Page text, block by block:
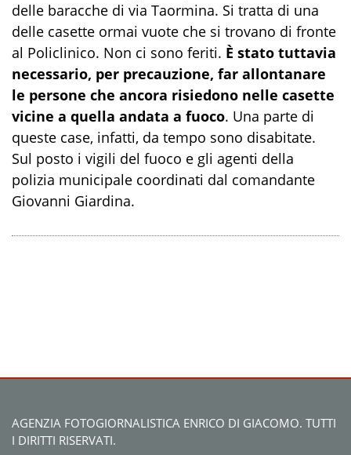
delle baracche di via Taormina. Si tratta di una
delle casette ormai vuote che si trovano di fronte
al Policlinico. Non ci sono feriti. È stato tuttavia
necessario, per precauzione, far allontanare
le persone che ancora risiedono nelle casette
vicine a quella andata a fuoco. Una parte di
queste case, infatti, da tempo sono disabitate.
Sul posto i vigili del fuoco e gli agenti della
polizia municipale coordinati dal comandante
Giovanni Giardina.
AGENZIA FOTOGIORNALISTICA ENRICO DI GIACOMO. TUTTI
I DIRITTI RISERVATI.